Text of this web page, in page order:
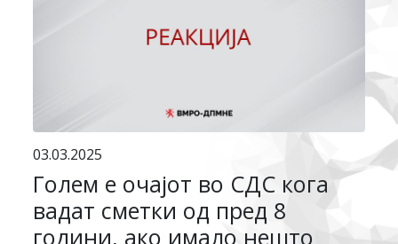
03.03.2025
Голем е очајот во СДС кога
вадат сметки од пред 8
години, ако имало нешто